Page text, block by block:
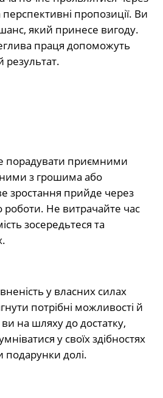
пропозиції. Ви
який принесе вигоду.
праця допоможуть
результат.
порадувати приємними
з грошима або
зростання прийде через
роботи. Не витрачайте час
зосередьтеся та
у власних силах
потрібні можливості й
на шляху до достатку,
у своїх здібностях
подарунки долі.